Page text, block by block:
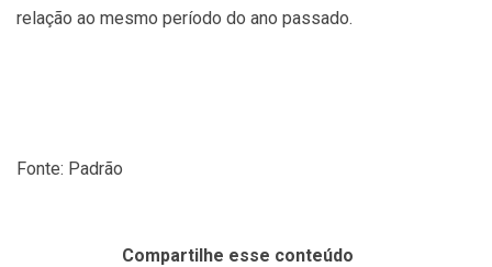
relação ao mesmo período do ano passado.
Fonte: Padrão
Compartilhe esse conteúdo